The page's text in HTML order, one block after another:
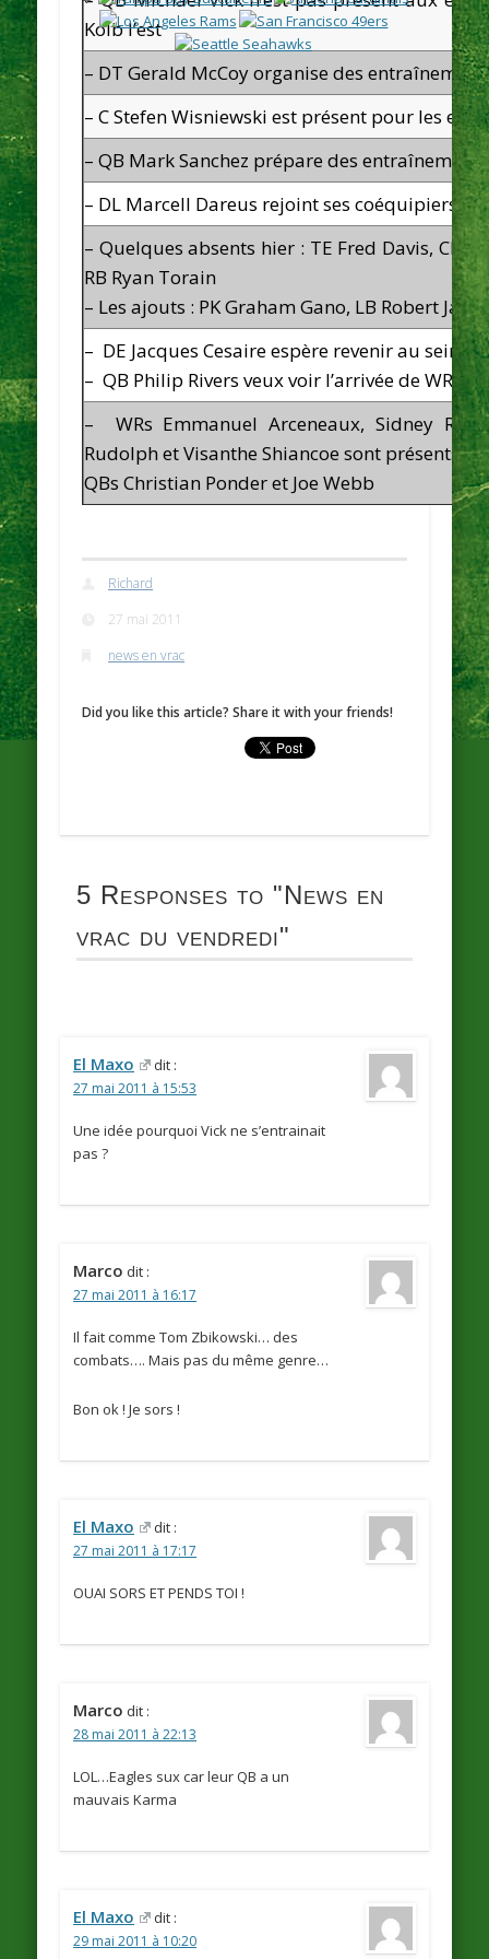
Kolbl’est
– DTGerald McCoyorganise des
– CStefen Wisniewski est présent pour les
– QB Mark Sanchez prépare des entraînements
– DL Marcell Dareus rejoint ses coéquipiers
– Quelques absents hier : TE Fred Davis, CB
RB Ryan Torain
– Les ajouts : PKGraham Gano, LB Robert
– DE Jacques Cesaireespère revenir au sein
– QB Philip Rivers veux voir l’arrivée de WR
– WRs Emmanuel Arceneaux, Sidney Rice
Rudolph etVisanthe Shiancoe sont présents
QBsChristian Ponderet Joe Webb
Richard
27 mai 2011
news en vrac
Did you like this article? Share it with your friends!
5 Responses to "News en
vrac du vendredi"
El Maxo dit :
27 mai 2011 à 15:53
Une idée pourquoi Vick ne s’entrainait
pas ?
Marco dit :
27 mai 2011 à 16:17
Il fait comme Tom Zbikowski… des
combats…. Mais pas du même genre…
Bon ok ! Je sors !
El Maxo dit :
27 mai 2011 à 17:17
OUAI SORS ET PENDS TOI !
Marco dit :
28 mai 2011 à 22:13
LOL…Eagles sux car leur QB a un
mauvais Karma
El Maxo dit :
29 mai 2011 à 10:20